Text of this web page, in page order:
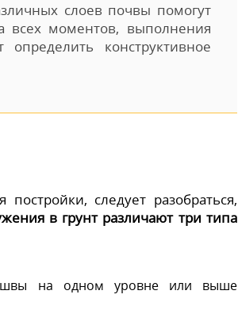
слоев почвы помогут
всех моментов, выполнения
конструктивное
следует разобраться,
в грунт различают три типа
на одном уровне или выше